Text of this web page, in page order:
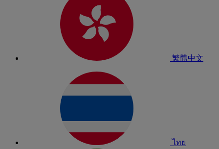
繁體中文
ไทย